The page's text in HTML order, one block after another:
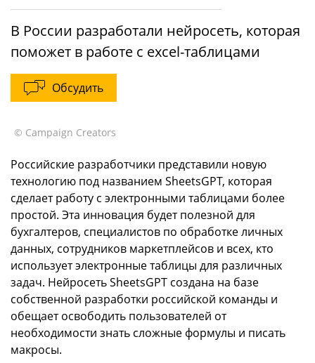
В России разработали нейросеть, которая
поможет в работе с excel-таблицами
Обсудить
© Campaign Creators
Российские разработчики представили новую
технологию под названием SheetsGPT, которая
сделает работу с электронными таблицами более
простой. Эта инновация будет полезной для
бухгалтеров, специалистов по обработке личных
данных, сотрудников маркетплейсов и всех, кто
использует электронные таблицы для различных
задач. Нейросеть SheetsGPT создана на базе
собственной разработки российской команды и
обещает освободить пользователей от
необходимости знать сложные формулы и писать
макросы.